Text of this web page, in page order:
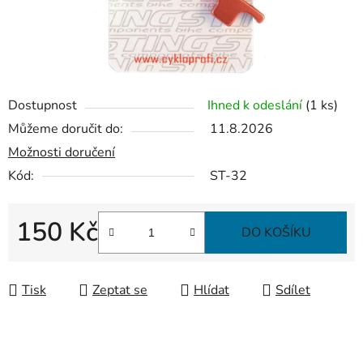
Dostupnost Ihned k odeslání (1 ks)
Můžeme doručit do:
11.8.2026
Možnosti doručení
Kód:
ST-32
150 Kč DO KOŠÍKU
Tisk Zeptat se Hlídat Sdílet